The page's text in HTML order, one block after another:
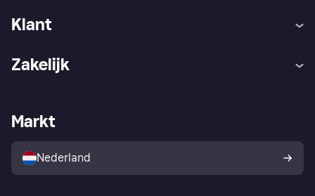
Klant
Winkeloverzicht
Kopersbescherming voor
consumenten
Zakelijk
Zakelijke login
Markt
Nederland